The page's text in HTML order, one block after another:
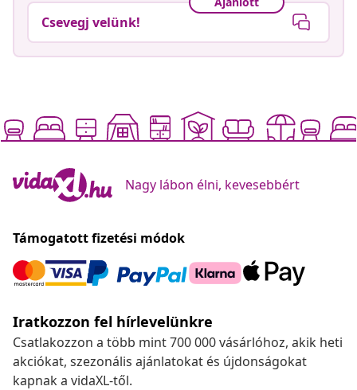
Csevegj velünk!
Nagy lábon élni, kevesebbért
Támogatott fizetési módok
Iratkozzon fel hírlevelünkre
Csatlakozzon a több mint 700 000 vásárlóhoz, akik heti
akciókat, szezonális ajánlatokat és újdonságokat
kapnak a vidaXL-től.